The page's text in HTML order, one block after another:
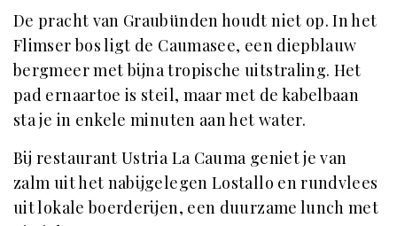
De pracht van Graubünden houdt niet op. In het
Flimser bos ligt de Caumasee, een diepblauw
bergmeer met bijna tropische uitstraling. Het
pad ernaartoe is steil, maar met de kabelbaan
sta je in enkele minuten aan het water.
Bij restaurant Ustria La Cauma geniet je van
zalm uit het nabijgelegen Lostallo en rundvlees
uit lokale boerderijen, een duurzame lunch met